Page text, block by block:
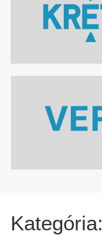
Kategória: